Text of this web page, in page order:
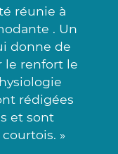
réunie à
. Un
donne de
le renfort le
rédigées
et sont
»